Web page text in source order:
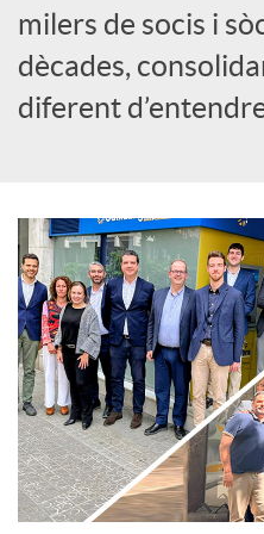
o
r
e
c
o
n
milers de socis i
dècades,
diferent